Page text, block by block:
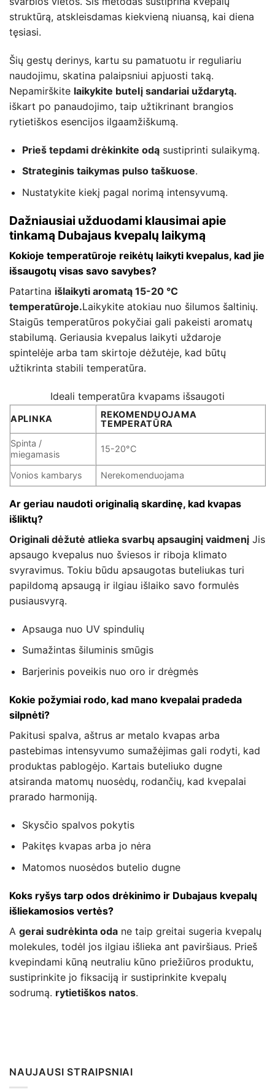
struktūrą, atskleisdamas kiekvieną niuansą, kai diena
tęsiasi.
Šių gestų derinys, kartu su pamatuotu ir reguliariu
naudojimu, skatina palaipsniui apjuosti taką.
Nepamirškite laikykite butelį sandariai uždarytą.
iškart po panaudojimo, taip užtikrinant brangios
rytietiškos esencijos ilgaamžiškumą.
Prieš tepdami drėkinkite odąsustiprinti sulaikymą.
Strateginis taikymas pulso taškuose.
Nustatykite kiekį pagal norimą intensyvumą.
Dažniausiai užduodami klausimai apie
tinkamą Dubajaus kvepalų laikymą
Kokioje temperatūroje reikėtų laikyti kvepalus, kad jie
išsaugotų visas savo savybes?
Patartina išlaikyti aromatą 15-20 °C
temperatūroje.Laikykite atokiau nuo šilumos šaltinių.
Staigūs temperatūros pokyčiai gali pakeisti aromatų
stabilumą. Geriausia kvepalus laikyti uždaroje
spintelėje arba tam skirtoje dėžutėje, kad būtų
užtikrinta stabili temperatūra.
Ideali temperatūra kvapams išsaugoti
APLINKA
REKOMENDUOJAMA
TEMPERATŪRA
Spinta /
miegamasis
15-20°C
Vonios kambarys Nerekomenduojama
Ar geriau naudoti originalią skardinę, kad kvapas
išliktų?
Originali dėžutė atlieka svarbų apsauginį vaidmenį Jis
apsaugo kvepalus nuo šviesos ir riboja klimato
svyravimus. Tokiu būdu apsaugotas buteliukas turi
papildomą apsaugą ir ilgiau išlaiko savo formulės
pusiausvyrą.
Apsauga nuo UV spindulių
Sumažintas šiluminis smūgis
Barjerinis poveikis nuo oro ir drėgmės
Kokie požymiai rodo, kad mano kvepalai pradeda
silpnėti?
Pakitusi spalva, aštrus ar metalo kvapas arba
pastebimas intensyvumo sumažėjimas gali rodyti, kad
produktas pablogėjo. Kartais buteliuko dugne
atsiranda matomų nuosėdų, rodančių, kad kvepalai
prarado harmoniją.
Skysčio spalvos pokytis
Pakitęs kvapas arba jo nėra
Matomos nuosėdos butelio dugne
Koks ryšys tarp odos drėkinimo ir Dubajaus kvepalų
išliekamosios vertės?
A gerai sudrėkinta oda ne taip greitai sugeria kvepalų
molekules, todėl jos ilgiau išlieka ant paviršiaus. Prieš
kvepindami kūną neutraliu kūno priežiūros produktu,
sustiprinkite jo fiksaciją ir sustiprinkite kvepalų
sodrumą. rytietiškos natos.
NAUJAUSI STRAIPSNIAI